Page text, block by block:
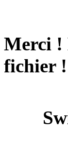
Merci !
fichier !